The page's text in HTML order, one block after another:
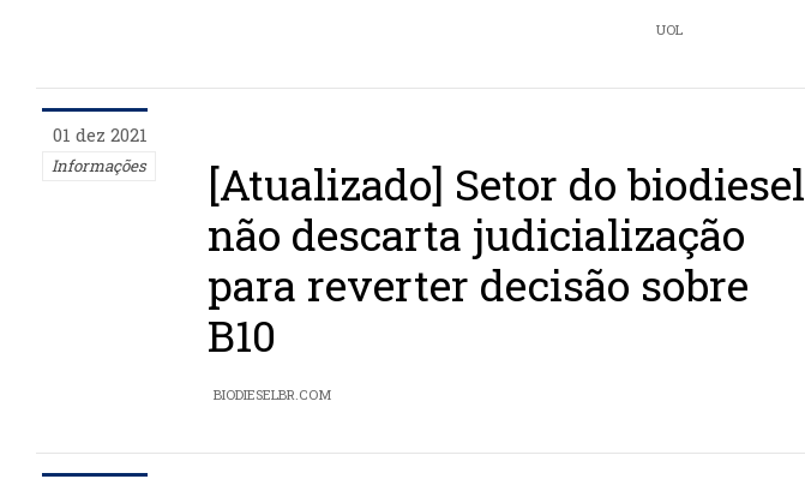
UOL
01 dez 2021
Informações
[Atualizado] Setor do biodiesel
não descarta judicialização
para reverter decisão sobre
B10
BIODIESELBR.COM